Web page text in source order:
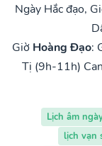
Ngày Hắc đạo,
Giờ Hoàng Đạo:
Tị (9h-11h)
Lịch âm
lịch vạn